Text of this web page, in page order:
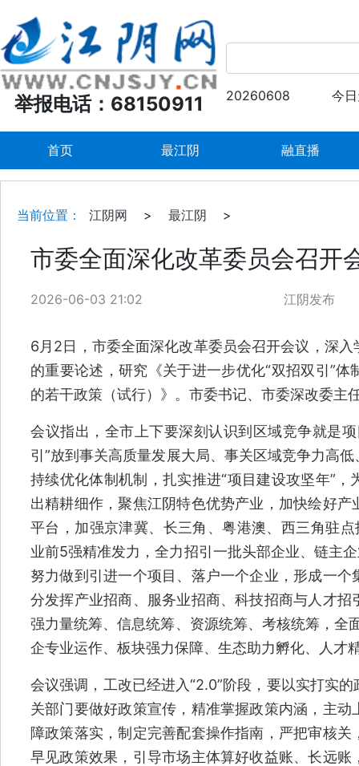
举报电话：68150911 20260608 今
首页 最江阴 融直播
当前位置： 江阴网 > 最江阴 >
市委全面深化改革委员会召开
2026-06-03 21:02 江阴发布
6月2日，市委全面深化改革委员会召开会议，深
的重要论述，研究《关于进一步优化“双招双引”
的若干政策（试行）》。市委书记、市委深改委主
会议指出，全市上下要深刻认识到区域竞争就是
引”放到事关高质量发展大局、事关区域竞争力高
持续优化体制机制，扎实推进“项目建设攻坚年”
出精耕细作，聚焦江阴特色优势产业，加快绘好
平台，加强京津冀、长三角、粤港澳、西三角驻
业前5强精准发力，全力招引一批头部企业、链主
努力做到引进一个项目、落户一个企业，形成一
分发挥产业招商、服务业招商、科技招商与人才
强力量统筹、信息统筹、资源统筹、考核统筹，全
企专业运作、板块强力保障、生态助力孵化、人才
会议强调，工改已经进入“2.0”阶段，要以实打实
关部门要做好政策宣传，精准掌握政策内涵，主
障政策落实，制定完善配套操作指南，严把审核
早见政策效果，引导市场主体算好收益账、长远